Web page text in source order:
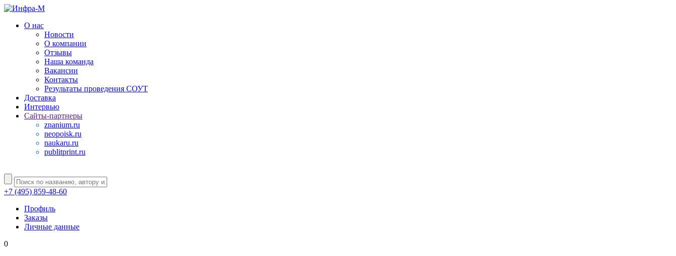
О нас
Новости
О компании
Отзывы
Наша команда
Вакансии
Контакты
Результаты проведения СОУТ
Доставка
Интервью
Сайты-партнеры
znanium.ru
neopoisk.ru
naukaru.ru
publitprint.ru
+7 (495) 859-48-60
Профиль
Заказы
Личные данные
0